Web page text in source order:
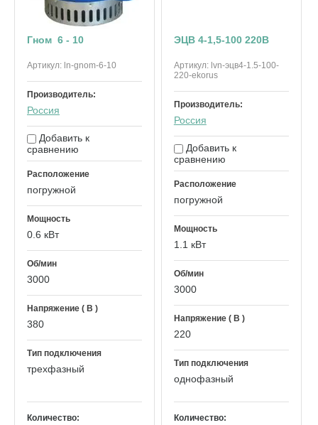
Гном 6 - 10
Артикул: ln-gnom-6-10
Производитель:
Россия
Добавить к
сравнению
Расположение
погружной
Мощность
0.6 кВт
Об/мин
3000
Напряжение ( В )
380
Тип подключения
трехфазный
Количество:
ЭЦВ 4-1,5-100 220В
Артикул:lvn-эцв4-1.5-100-
220-ekorus
Производитель:
Россия
Добавить к
сравнению
Расположение
погружной
Мощность
1.1 кВт
Об/мин
3000
Напряжение ( В )
220
Тип подключения
однофазный
Количество: